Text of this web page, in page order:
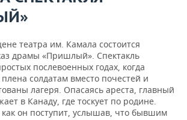
театра им. Камала состоится
драмы «Пришлый». Спектакль
послевоенных годах, когда
солдатам вместо почестей и
лагеря. Опасаясь ареста, главный
в Канаду, где тоскует по родине.
он поступит, услышав, что бывшим